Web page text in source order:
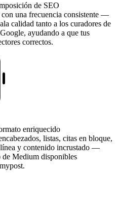
de SEO
una frecuencia consistente —
calidad tanto a los curadores de
ayudando a que tus
correctos.
enriquecido
listas, citas en bloque,
y contenido incrustado —
de Medium disponibles